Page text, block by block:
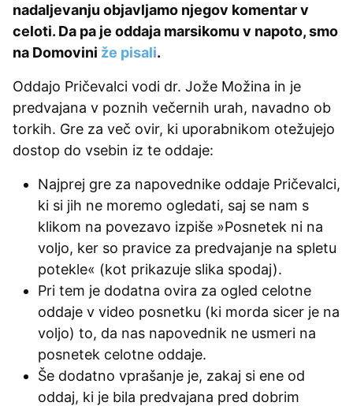
nadaljevanju objavljamo njegov komentar v
celoti. Da pa je oddaja marsikomu v napoto, smo
na Domovini že pisali.
Oddajo Pričevalci vodi dr. Jože Možina in je
predvajana v poznih večernih urah, navadno ob
torkih. Gre za več ovir, ki uporabnikom otežujejo
dostop do vsebin iz te oddaje:
Najprej gre za napovednike oddaje Pričevalci,
ki si jih ne moremo ogledati, saj se nam s
klikom na povezavo izpiše »Posnetek ni na
voljo, ker so pravice za predvajanje na spletu
potekle« (kot prikazuje slika spodaj).
Pri tem je dodatna ovira za ogled celotne
oddaje v video posnetku (ki morda sicer je na
voljo) to, da nas napovednik ne usmeri na
posnetek celotne oddaje.
Še dodatno vprašanje je, zakaj si ene od
oddaj, ki je bila predvajana pred dobrim